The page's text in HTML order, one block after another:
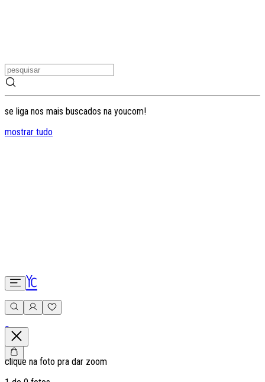
se liga nos mais buscados na youcom!
mostrar tudo
0
clique na foto pra dar zoom